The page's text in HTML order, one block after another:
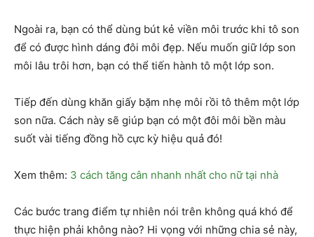
Ngoài ra, bạn có thể dùng bút kẻ viền môi trước khi tô son
để có được hình dáng đôi môi đẹp. Nếu muốn giữ lớp son
môi lâu trôi hơn, bạn có thể tiến hành tô một lớp son.
Tiếp đến dùng khăn giấy bặm nhẹ môi rồi tô thêm một lớp
son nữa. Cách này sẽ giúp bạn có một đôi môi bền màu
suốt vài tiếng đồng hồ cực kỳ hiệu quả đó!
Xem thêm: 3 cách tăng cân nhanh nhất cho nữ tại nhà
Các bước trang điểm tự nhiên nói trên không quá khó để
thực hiện phải không nào? Hi vọng với những chia sẻ này,